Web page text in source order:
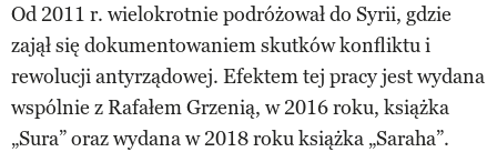
Od 2011 r. wielokrotnie podróżował do Syrii, gdzie
zajął się dokumentowaniem skutków konfliktu i
rewolucji antyrządowej. Efektem tej pracy jest wydana
wspólnie z Rafałem Grzenią, w 2016 roku, książka
„Sura” oraz wydana w 2018 roku książka „Saraha”.